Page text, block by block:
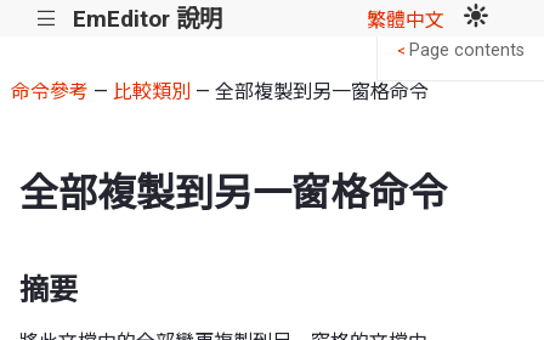
||| EmEditor 說明 繁體中文
命令參考 — 比較類別 — 全部複製到另一窗格命令
全部複製到另一窗格命令
摘要
< Page contents